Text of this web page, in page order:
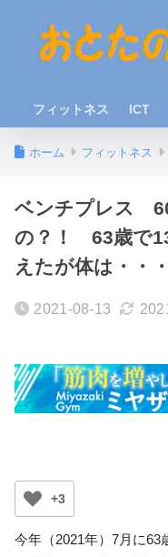
フィットネス ICT
ホーム フィットネス
ベンチプレス
の？！ 63歳で
えたが体は・・・
2021-08-13
+3
今年（2021年）7月に63